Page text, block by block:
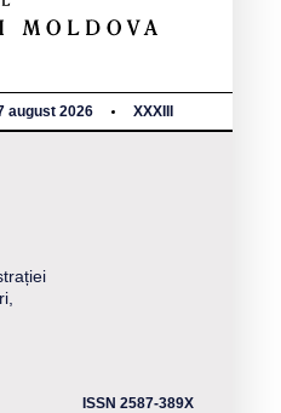
august 2026 XXXIII
ISSN 2587-389X